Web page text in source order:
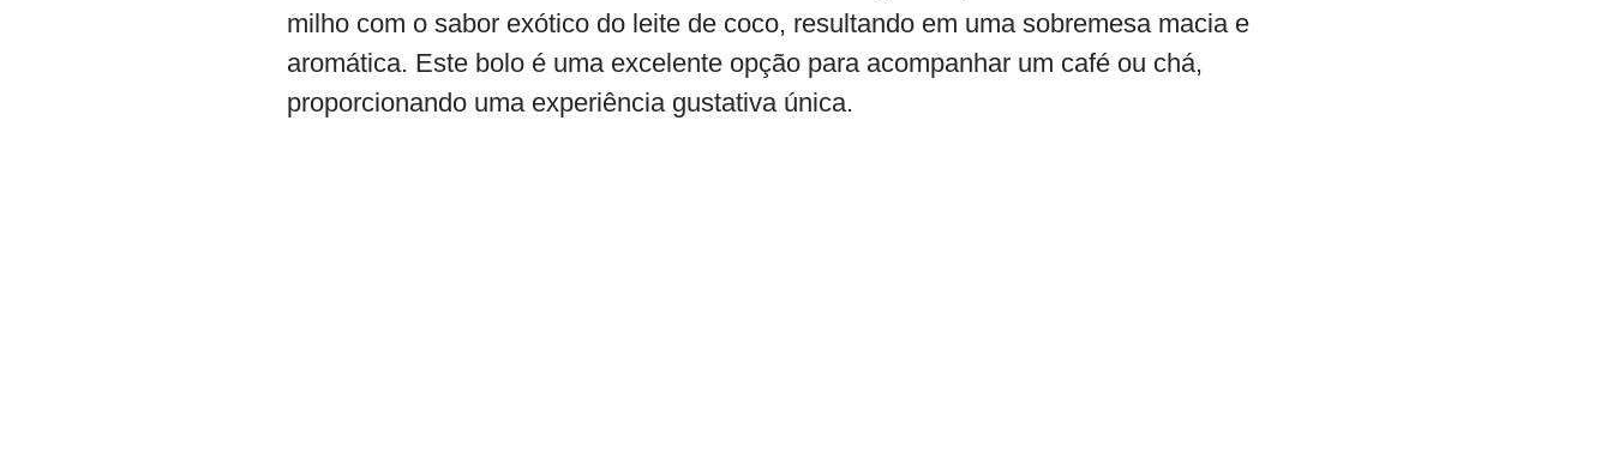
milho com o sabor exótico do leite de coco, resultando em uma sobremesa macia e
aromática. Este bolo é uma excelente opção para acompanhar um café ou chá,
proporcionando uma experiência gustativa única.